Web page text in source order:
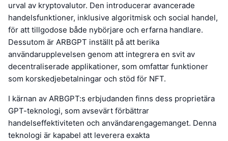
urval av kryptovalutor. Den introducerar avancerade
handelsfunktioner, inklusive algoritmisk och social handel,
för att tillgodose både nybörjare och erfarna handlare.
Dessutom är ARBGPT inställt på att berika
användarupplevelsen genom att integrera en svit av
decentraliserade applikationer, som omfattar funktioner
som korskedjebetalningar och stöd för NFT.
I kärnan av ARBGPT:s erbjudanden finns dess proprietära
GPT-teknologi, som avsevärt förbättrar
handelseffektiviteten och användarengagemanget. Denna
teknologi är kapabel att leverera exakta